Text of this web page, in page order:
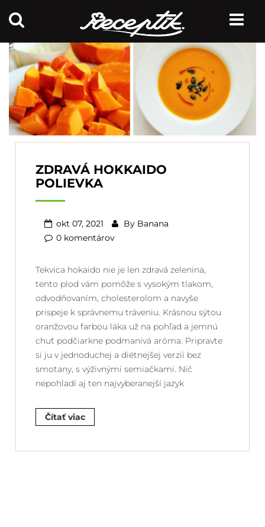
ZDRAVÁ HOKKAIDO
POLIEVKA
okt 07, 2021 By Banana
0 komentárov
Tekvica hokaido nie je len zdravá zelenina,
tento plod vám pomôže s vysokým tlakom,
odvodňovaním, cholesterolom a navyše
prispeje k správnemu tráveniu. Krásnou sýtou
oranžovou farbou láka už na pohľad a jemnú
chuť podčiarkne podmanivá aróma. Pripravte
si ju v jednoduchej a diétnejšej verzii bez
smotany, s výživnými semiačkami. Nič
nepohladí aj ten najvyberanejší jazyk
Čítať viac